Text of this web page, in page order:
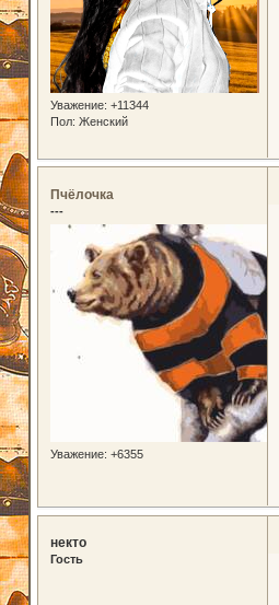
Уважение: +11344
Пол: Женский
Пчёлочка
---
Уважение: +6355
некто
Гость